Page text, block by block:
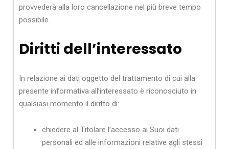
provvederà alla loro cancellazione nel più breve tempo
possibile.
Diritti dell’interessato
In relazione ai dati oggetto del trattamento di cui alla
presente informativa all’interessato è riconosciuto in
qualsiasi momento il diritto di:
chiedere al Titolare l’accesso ai Suoi dati
personali ed alle informazioni relative agli stessi